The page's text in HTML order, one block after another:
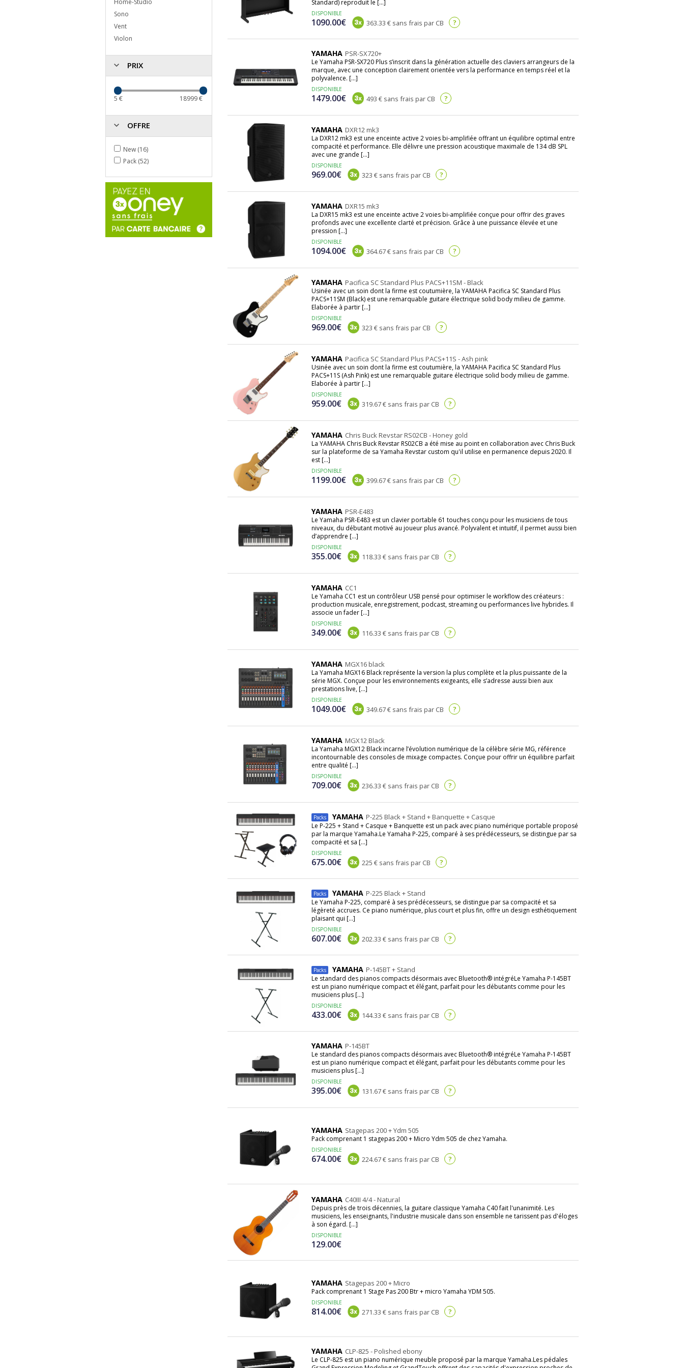
Sono
Vent
Violon
PRIX
5 € 18999€
OFFRE
New (16)
Pack (52)
Standard) reproduit le [...]
DISPONIBLE
1090.00€ 363.33 € sans frais par CB ?
YAMAHA PSR-SX720+
Le Yamaha PSR-SX720 Plus s’inscrit dans la génération actuelle des claviers arrangeurs de la
marque, avec une conception clairement orientée vers la performance en temps réel et la
polyvalence. [...]
DISPONIBLE
1479.00€ 493 € sans frais par CB ?
YAMAHA DXR12 mk3
La DXR12 mk3 est une enceinte active 2 voies bi-amplifiée offrant un équilibre optimal entre
compacité et performance. Elle délivre une pression acoustique maximale de 134 dB SPL
avec une grande [...]
DISPONIBLE
969.00€ 323 € sans frais par CB ?
YAMAHA DXR15 mk3
La DXR15 mk3 est une enceinte active 2 voies bi-amplifiée conçue pour offrir des graves
profonds avec une excellente clarté et précision. Grâce à une puissance élevée et une
pression [...]
DISPONIBLE
1094.00€ 364.67 € sans frais par CB ?
YAMAHA Pacifica SC Standard Plus PACS+11SM - Black
Usinée avec un soin dont la firme est coutumière, la YAMAHA Pacifica SC Standard Plus
PACS+11SM (Black) est une remarquable guitare électrique solid body milieu de gamme.
Elaborée à partir [...]
DISPONIBLE
969.00€ 323 € sans frais par CB ?
YAMAHA Pacifica SC Standard Plus PACS+11S - Ash pink
Usinée avec un soin dont la firme est coutumière, la YAMAHA Pacifica SC Standard Plus
PACS+11S (Ash Pink) est une remarquable guitare électrique solid body milieu de gamme.
Elaborée à partir [...]
DISPONIBLE
959.00€ 319.67 € sans frais par CB ?
YAMAHA Chris Buck Revstar RS02CB - Honey gold
La YAMAHA Chris Buck Revstar RS02CB a été mise au point en collaboration avec Chris Buck
sur la plateforme de sa Yamaha Revstar custom qu'il utilise en permanence depuis 2020. Il
est [...]
DISPONIBLE
1199.00€ 399.67 € sans frais par CB ?
YAMAHA PSR-E483
Le Yamaha PSR-E483 est un clavier portable 61 touches conçu pour les musiciens de tous
niveaux, du débutant motivé au joueur plus avancé. Polyvalent et intuitif, il permet aussi bien
d’apprendre [...]
DISPONIBLE
355.00€ 118.33 € sans frais par CB ?
YAMAHA CC1
Le Yamaha CC1 est un contrôleur USB pensé pour optimiser le workflow des créateurs :
production musicale, enregistrement, podcast, streaming ou performances live hybrides. Il
associe un fader [...]
DISPONIBLE
349.00€ 116.33 € sans frais par CB ?
YAMAHA MGX16 black
La Yamaha MGX16 Black représente la version la plus complète et la plus puissante de la
série MGX. Conçue pour les environnements exigeants, elle s’adresse aussi bien aux
prestations live, [...]
DISPONIBLE
1049.00€ 349.67 € sans frais par CB ?
YAMAHA MGX12 Black
La Yamaha MGX12 Black incarne l’évolution numérique de la célèbre série MG, référence
incontournable des consoles de mixage compactes. Conçue pour offrir un équilibre parfait
entre qualité [...]
DISPONIBLE
709.00€ 236.33 € sans frais par CB ?
Packs YAMAHA P-225 Black + Stand + Banquette + Casque
Le P-225 + Stand + Casque + Banquette est un pack avec piano numérique portable proposé
par la marque Yamaha.Le Yamaha P-225, comparé à ses prédécesseurs, se distingue par sa
compacité et sa [...]
DISPONIBLE
675.00€ 225 € sans frais par CB ?
Packs YAMAHA P-225 Black + Stand
Le Yamaha P-225, comparé à ses prédécesseurs, se distingue par sa compacité et sa
légèreté accrues. Ce piano numérique, plus court et plus fin, offre un design esthétiquement
plaisant qui [...]
DISPONIBLE
607.00€ 202.33 € sans frais par CB ?
Packs YAMAHA P-145BT + Stand
Le standard des pianos compacts désormais avec Bluetooth® intégréLe Yamaha P-145BT
est un piano numérique compact et élégant, parfait pour les débutants comme pour les
musiciens plus [...]
DISPONIBLE
433.00€ 144.33 € sans frais par CB ?
YAMAHA P-145BT
Le standard des pianos compacts désormais avec Bluetooth® intégréLe Yamaha P-145BT
est un piano numérique compact et élégant, parfait pour les débutants comme pour les
musiciens plus [...]
DISPONIBLE
395.00€ 131.67 € sans frais par CB ?
YAMAHA Stagepas 200 + Ydm 505
Pack comprenant 1 stagepas 200 + Micro Ydm 505 de chez Yamaha.
DISPONIBLE
674.00€ 224.67 € sans frais par CB ?
YAMAHA C40III 4/4 - Natural
Depuis près de trois décennies, la guitare classique Yamaha C40 fait l'unanimité. Les
musiciens, les enseignants, l'industrie musicale dans son ensemble ne tarissent pas d'éloges
à son égard. [...]
DISPONIBLE
129.00€
YAMAHA Stagepas 200 + Micro
Pack comprenant 1 Stage Pas 200 Btr + micro Yamaha YDM 505.
DISPONIBLE
814.00€ 271.33 € sans frais par CB ?
YAMAHA CLP-825 - Polished ebony
Le CLP-825 est un piano numérique meuble proposé par la marque Yamaha.Les pédales